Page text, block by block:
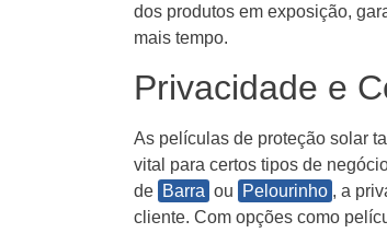
dos produtos em exposição,
mais tempo.
Privacidade e
As películas de proteção solar
vital para certos tipos de
de Barra ou Pelourinho , a
cliente. Com opções como